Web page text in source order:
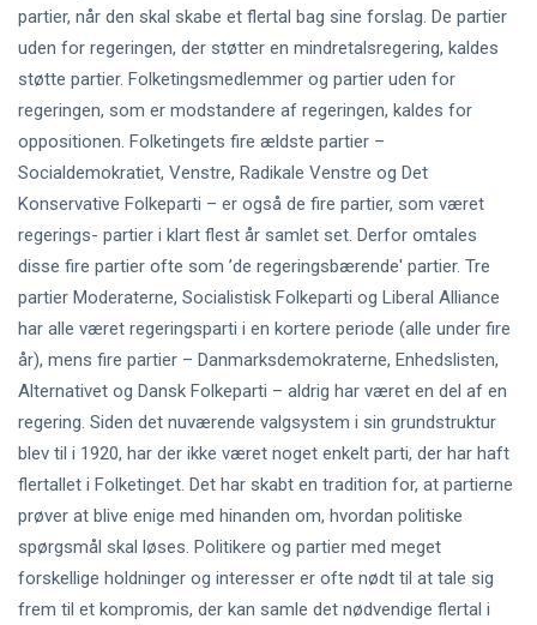
partier, når den skal skabe et flertal bag sine forslag. De partier
uden for regeringen, der støtter en mindretalsregering, kaldes
støtte partier. Folketingsmedlemmer og partier uden for
regeringen, som er modstandere af regeringen, kaldes for
oppositionen. Folketingets fire ældste partier –
Socialdemokratiet, Venstre, Radikale Venstre og Det
Konservative Folkeparti – er også de fire partier, som været
regerings- partier i klart flest år samlet set. Derfor omtales
disse fire partier ofte som ’de regeringsbærende' partier. Tre
partier Moderaterne, Socialistisk Folkeparti og Liberal Alliance
har alle været regeringsparti i en kortere periode (alle under fire
år), mens fire partier – Danmarksdemokraterne, Enhedslisten,
Alternativet og Dansk Folkeparti – aldrig har været en del af en
regering. Siden det nuværende valgsystem i sin grundstruktur
blev til i 1920, har der ikke været noget enkelt parti, der har haft
flertallet i Folketinget. Det har skabt en tradition for, at partierne
prøver at blive enige med hinanden om, hvordan politiske
spørgsmål skal løses. Politikere og partier med meget
forskellige holdninger og interesser er ofte nødt til at tale sig
frem til et kompromis, der kan samle det nødvendige flertal i